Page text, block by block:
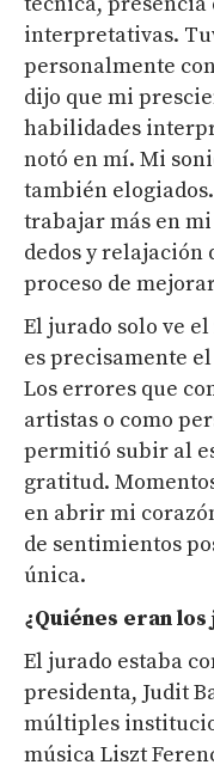
interpretativas.
personalmente
dijo que mi
habilidades
notó en mí. Mi
también
trabajar más en
dedos y relajación
proceso de
El jurado solo ve
es precisamente
Los errores que
artistas o como
permitió subir al
gratitud.
en abrir mi
de sentimientos
única.
¿Quiénes eranlos
El jurado estaba
presidenta, Judit
múltiples
música Liszt